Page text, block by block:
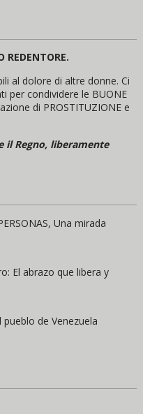
REDENTORE.
al dolore di altre donne. Ci
per condividere le BUONE
di PROSTITUZIONE e
il Regno, liberamente
Una mirada
El abrazo que libera y
de Venezuela